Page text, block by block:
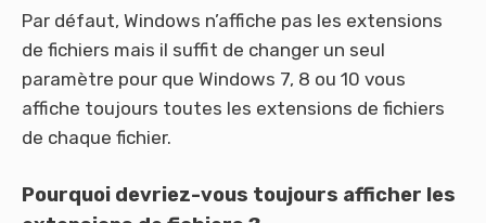
Par défaut, Windows n’affiche pas les extensions
de fichiers mais il suffit de changer un seul
paramètre pour que Windows 7, 8 ou 10 vous
affiche toujours toutes les extensions de fichiers
de chaque fichier.
Pourquoi devriez-vous toujours afficher les